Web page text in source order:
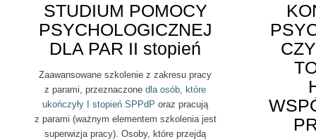
STUDIUM POMOCY
PSYCHOLOGICZNEJ
DLA PAR II stopień
Zaawansowane szkolenie z zakresu pracy
z parami, przeznaczonedla osób, które
ukończyły I stopień SPPdP oraz pracują
z parami (ważnym elementem szkolenia jest
superwizja pracy). Osoby, które przejdą